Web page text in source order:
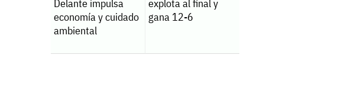
Delante impulsa
economía y cuidado
ambiental
explota al final y
gana 12-6